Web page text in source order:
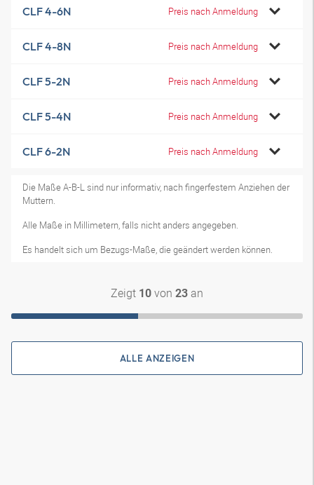
CLF 4-6N Preis nach Anmeldung
CLF 4-8N Preis nach Anmeldung
CLF 5-2N Preis nach Anmeldung
CLF 5-4N Preis nach Anmeldung
CLF 6-2N Preis nach Anmeldung
Die Maße A-B-L sind nur informativ, nach fingerfestem Anziehen der
Muttern.
Alle Maße in Millimetern, falls nicht anders angegeben.
Es handelt sich um Bezugs-Maße, die geändert werden können.
Zeigt 10 von 23 an
ALLE ANZEIGEN